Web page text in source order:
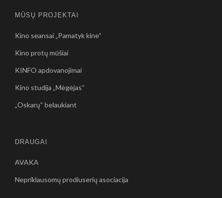
MŪSŲ PROJEKTAI
Kino seansai „Pamatyk kine“
Kino protų mūšiai
KINFO apdovanojimai
Kino studija „Mėgėjas“
„Oskarų“ belaukiant
DRAUGAI
AVAKA
Nepriklausomų prodiuserių asociacija